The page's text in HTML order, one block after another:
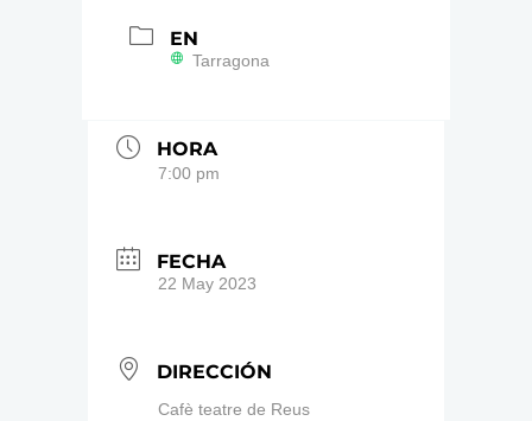
EN
Tarragona
HORA
7:00 pm
FECHA
22 May 2023
DIRECCIÓN
Cafè teatre de Reus